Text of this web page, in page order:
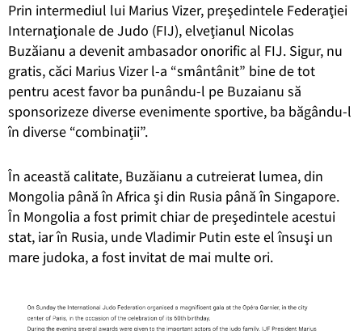
Prin intermediul lui Marius Vizer, preşedintele Federaţiei
Internaţionale de Judo (FIJ), elveţianul Nicolas
Buzăianu a devenit ambasador onorific al FIJ. Sigur, nu
gratis, căci Marius Vizer l-a “smântânit” bine de tot
pentru acest favor ba punându-l pe Buzaianu să
sponsorizeze diverse evenimente sportive, ba băgându-l
în diverse “combinații”.
În această calitate, Buzăianu a cutreierat lumea, din
Mongolia până în Africa şi din Rusia până în Singapore.
În Mongolia a fost primit chiar de preşedintele acestui
stat, iar în Rusia, unde Vladimir Putin este el însuşi un
mare judoka, a fost invitat de mai multe ori.